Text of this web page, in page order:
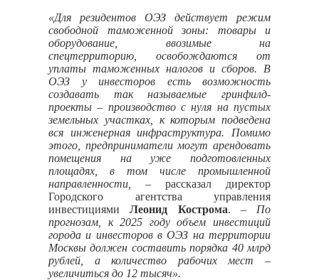
«Для резидентов ОЭЗ действует режим
свободной таможенной зоны: товары и
оборудование, ввозимые на
спецтерриторию, освобождаются от
уплаты таможенных налогов и сборов. В
ОЭЗ у инвесторов есть возможность
создавать так называемые гринфилд-
проекты – производство с нуля на пустых
земельных участках, к которым подведена
вся инженерная инфраструктура. Помимо
этого, предприниматели могут арендовать
помещения на уже подготовленных
площадях, в том числе промышленной
направленности,
– рассказал директор
Городского агентства управления
инвестициямиЛеонид Кострома. – По
прогнозам, к 2025 году объем инвестиций
города и инвесторов в ОЭЗ на территории
Москвы должен составить порядка 40 млрд
рублей, а количество рабочих мест –
увеличиться до 12 тысяч».